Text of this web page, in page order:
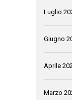
Luglio
Giugno
Aprile
Marzo